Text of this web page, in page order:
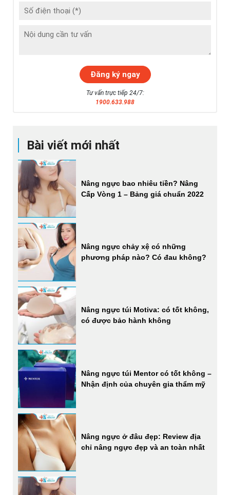
Bài viết mới nhất
Nâng ngực bao nhiêu tiền? Nâng
Cấp Vòng 1 – Bảng giá chuẩn 2022
Nâng ngực chảy xệ có những
phương pháp nào? Có đau không?
Nâng ngực túi Motiva: có tốt không,
có được bảo hành không
Nâng ngực túi Mentor có tốt không –
Nhận định của chuyên gia thẩm mỹ
Nâng ngực ở đâu đẹp: Review địa
chỉ nâng ngực đẹp và an toàn nhất
Tư vấn trực tiếp 24/7:
1900.633.988